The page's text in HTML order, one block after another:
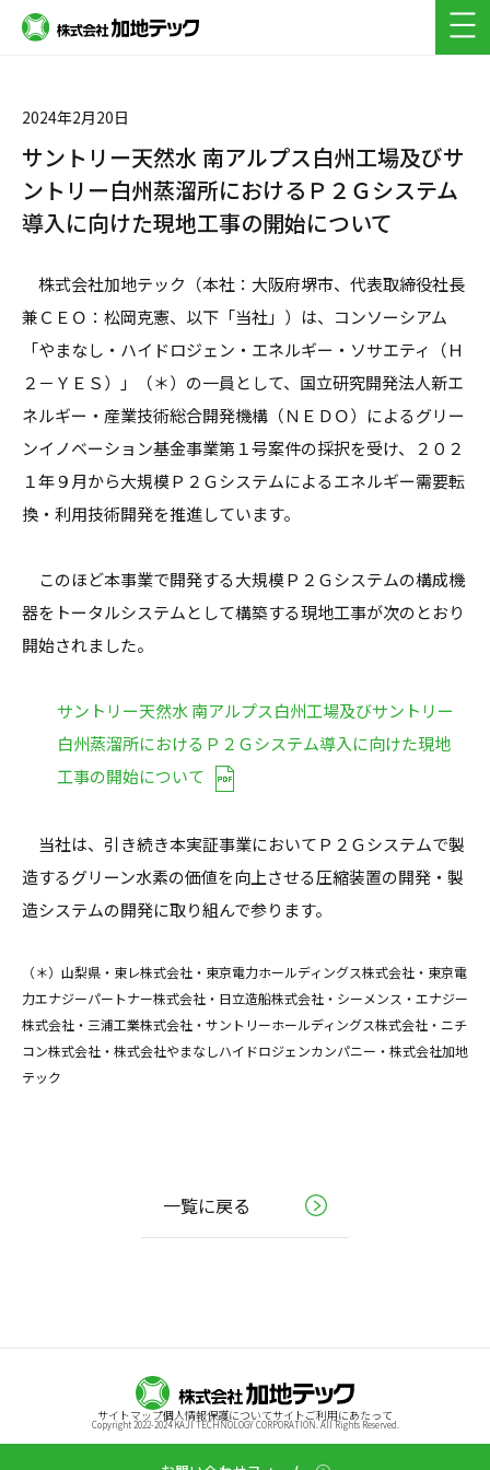
採用フロー(新卒)
2024年2月20日
サントリー天然水 南アルプス白州工場及びサ
ントリー白州蒸溜所におけるＰ２Ｇシステム
導入に向けた現地工事の開始について
株式会社加地テック（本社：大阪府堺市、代表取締役社長
兼ＣＥＯ：松岡克憲、以下「当社」）は、コンソーシアム
「やまなし・ハイドロジェン・エネルギー・ソサエティ（Ｈ
２－ＹＥＳ）」（＊）の一員として、国立研究開発法人新エ
ネルギー・産業技術総合開発機構（ＮＥＤＯ）によるグリー
ンイノベーション基金事業第１号案件の採択を受け、２０２
１年９月から大規模Ｐ２Ｇシステムによるエネルギー需要転
換・利用技術開発を推進しています。
このほど本事業で開発する大規模Ｐ２Ｇシステムの構成機
器をトータルシステムとして構築する現地工事が次のとおり
開始されました。
サントリー天然水 南アルプス白州工場及びサントリー
白州蒸溜所におけるＰ２Ｇシステム導入に向けた現地
工事の開始について
当社は、引き続き本実証事業においてＰ２Ｇシステムで製
造するグリーン水素の価値を向上させる圧縮装置の開発・製
造システムの開発に取り組んで参ります。
（＊）山梨県・東レ株式会社・東京電力ホールディングス株式会社・東京電
力エナジーパートナー株式会社・日立造船株式会社・シーメンス・エナジー
株式会社・三浦工業株式会社・サントリーホールディングス株式会社・ニチ
コン株式会社・株式会社やまなしハイドロジェンカンパニー・株式会社加地
テック
一覧に戻る
サイトマップ個人情報保護についてサイトご利用にあたって
Copyright 2022-2024 KAJI TECHNOLOGY CORPORATION. All Rights Reserved.